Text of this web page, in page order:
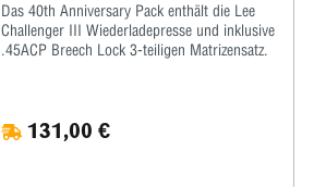
Das 40th Anniversary Pack enthält die Lee
Challenger III Wiederladepresse und inklusive
.45ACP Breech Lock 3-teiligen Matrizensatz.
131,00 €